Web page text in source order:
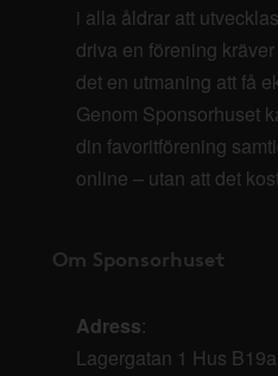
i alla åldrar att
driva en förening
det en utmaning att få
Genom Sponsorhuset
din favoritförening
online – utan att det
Om Sponsorhuset
Adress:
Lagergatan 1 Hus